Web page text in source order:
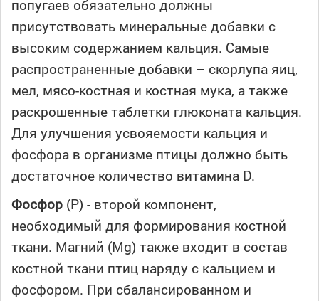
попугаев обязательно должны
присутствовать минеральные добавки с
высоким содержанием кальция. Самые
распространенные добавки – скорлупа яиц,
мел, мясо-костная и костная мука, а также
раскрошенные таблетки глюконата кальция.
Для улучшения усвояемости кальция и
фосфора в организме птицы должно быть
достаточное количество витамина D.
Фосфор (Р) - второй компонент,
необходимый для формирования костной
ткани. Магний (Mg) также входит в состав
костной ткани птиц наряду с кальцием и
фосфором. При сбалансированном и